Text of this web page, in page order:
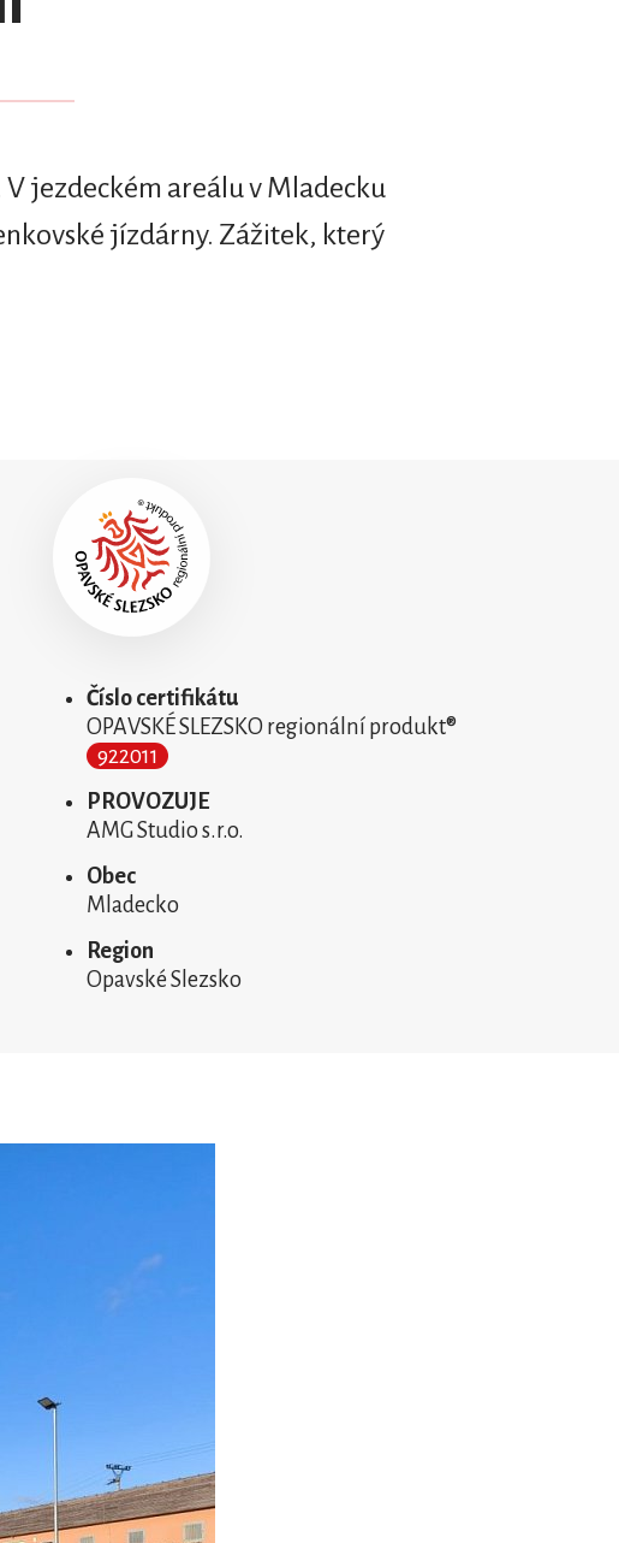
jezdeckém areálu v Mladecku
jízdárny. Zážitek, který
Číslo certifikátu
OPAVSKÉ SLEZSKO regionální produkt®
922011
PROVOZUJE
AMG Studio s.r.o.
Obec
Mladecko
Region
Opavské Slezsko